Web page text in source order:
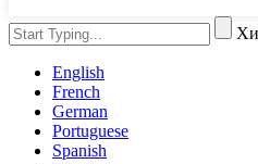
English
French
German
Portuguese
Spanish